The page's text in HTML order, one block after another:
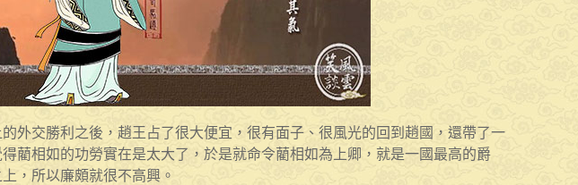
外交勝利之後，趙王占了很大便宜，很有面子、很風光的回到趙國，還帶了一
藺相如的功勞實在是太大了，於是就命令藺相如為上卿，就是一國最高的爵
，所以廉頗就很不高興。